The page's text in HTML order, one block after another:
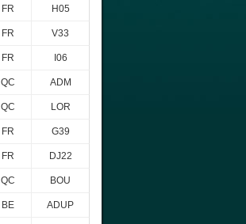
FR H05
FR V33
FR I06
QC ADM
QC LOR
FR G39
FR DJ22
QC BOU
BE ADUP